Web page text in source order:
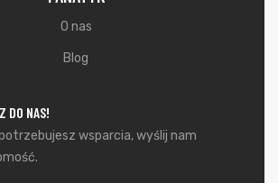
O nas
Blog
DO NAS!
wsparcia, wyślij nam